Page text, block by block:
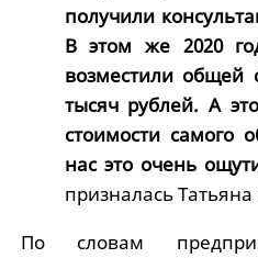
получили
В этом же 2020
возместили общей
тысяч рублей. А
стоимости самого
нас это очень
призналась
По словам